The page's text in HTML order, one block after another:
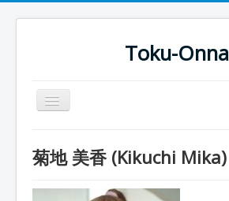
Toku-Onna
Basculer
la
Toku-Actrices
Toku-Critiques
菊地 美香 (Kikuchi Mika)